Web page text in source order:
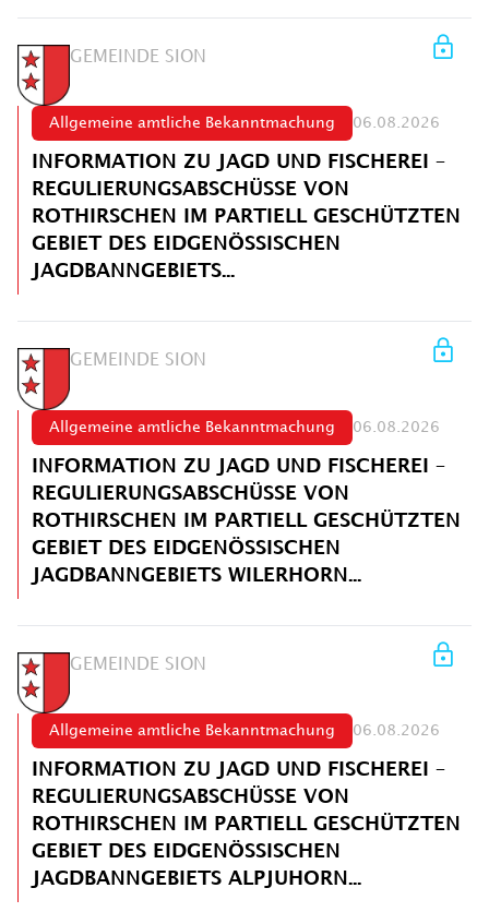
GEMEINDE SION
Allgemeine amtliche Bekanntmachung 06.08.2026
INFORMATION ZU JAGD UND FISCHEREI –
REGULIERUNGSABSCHÜSSE VON
ROTHIRSCHEN IM PARTIELL GESCHÜTZTEN
GEBIET DES EIDGENÖSSISCHEN
JAGDBANNGEBIETS...
GEMEINDE SION
Allgemeine amtliche Bekanntmachung 06.08.2026
INFORMATION ZU JAGD UND FISCHEREI –
REGULIERUNGSABSCHÜSSE VON
ROTHIRSCHEN IM PARTIELL GESCHÜTZTEN
GEBIET DES EIDGENÖSSISCHEN
JAGDBANNGEBIETS WILERHORN...
GEMEINDE SION
Allgemeine amtliche Bekanntmachung 06.08.2026
INFORMATION ZU JAGD UND FISCHEREI –
REGULIERUNGSABSCHÜSSE VON
ROTHIRSCHEN IM PARTIELL GESCHÜTZTEN
GEBIET DES EIDGENÖSSISCHEN
JAGDBANNGEBIETS ALPJUHORN...